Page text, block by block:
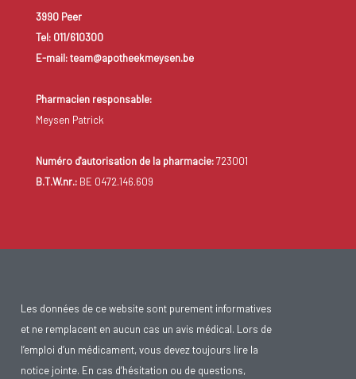
La maladie est aussi appelée névralgie de Horton.
3990 Peer
Tel: 011/610300
E-mail: team@apotheekmeysen.be
Pharmacien responsable:
Meysen Patrick
Numéro d'autorisation de la pharmacie:723001
B.T.W.nr.:BE 0472.146.609
Les données de ce website sont purement informatives
et ne remplacent en aucun cas un avis médical. Lors de
l’emploi d’un médicament, vous devez toujours lire la
notice jointe. En cas d’hésitation ou de questions,